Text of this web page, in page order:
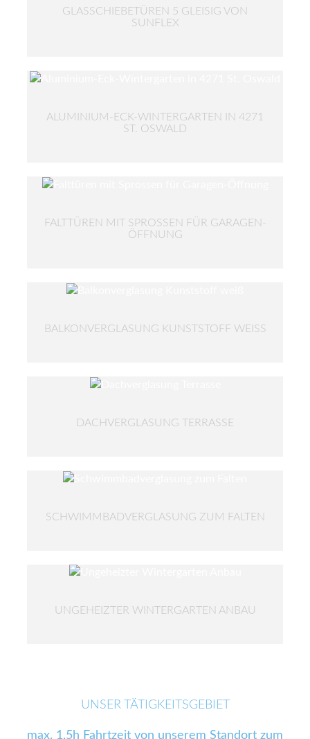
GLASSCHIEBETÜREN 5 GLEISIG VON
SUNFLEX
ALUMINIUM-ECK-WINTERGARTEN IN 4271
ST. OSWALD
FALTTÜREN MIT SPROSSEN FÜR GARAGEN-
ÖFFNUNG
BALKONVERGLASUNG KUNSTSTOFF WEISS
DACHVERGLASUNG TERRASSE
SCHWIMMBADVERGLASUNG ZUM FALTEN
UNGEHEIZTER WINTERGARTEN ANBAU
UNSER TÄTIGKEITSGEBIET
max. 1,5h Fahrtzeit von unserem Standort zum